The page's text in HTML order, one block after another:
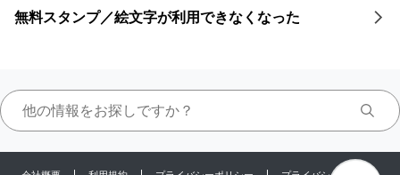
無料スタンプ／絵文字が利用できなくなった